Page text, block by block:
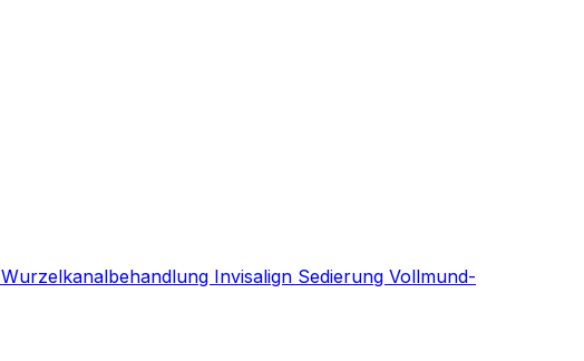
Wurzelkanalbehandlung Invisalign Sedierung Vollmund-